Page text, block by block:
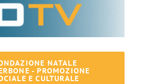
NATALE
- PROMOZIONE
E CULTURALE